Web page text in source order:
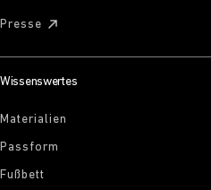
Presse
Wissenswertes
Materialien
Passform
Fußbett